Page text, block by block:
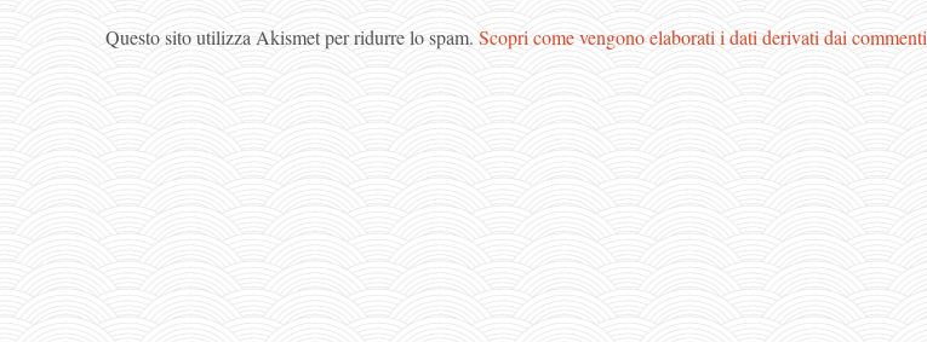
Questo sito utilizza Akismet per ridurre lo spam. Scopri come vengono elaborati i dati derivati dai commenti